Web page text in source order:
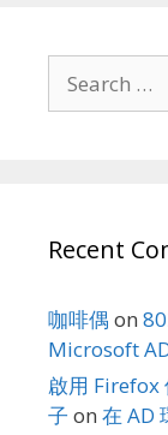
for:
Recent
咖啡偶 on
Microsoft
啟用 Firefox
子 on 在 AD